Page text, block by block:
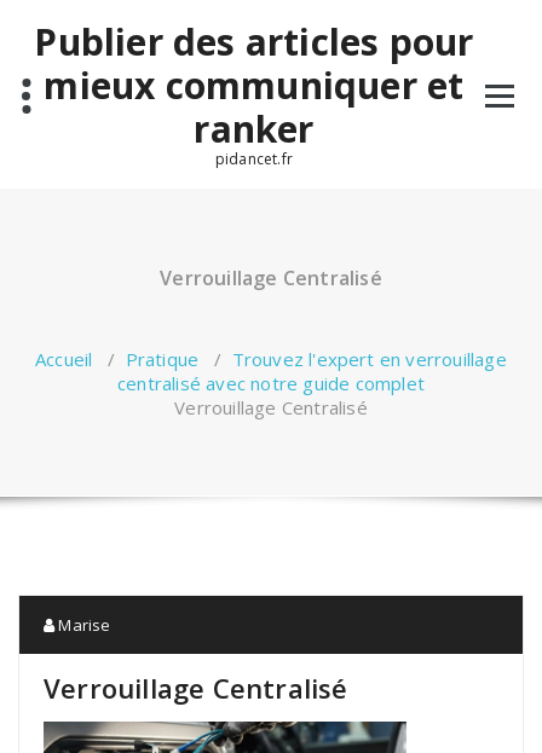
contenuPublier des articles pour
mieux communiquer et
ranker
pidancet.fr
Verrouillage Centralisé
Accueil / Pratique / Trouvez l'expert en verrouillage
centralisé avec notre guide complet
Verrouillage Centralisé
Marise
Verrouillage Centralisé